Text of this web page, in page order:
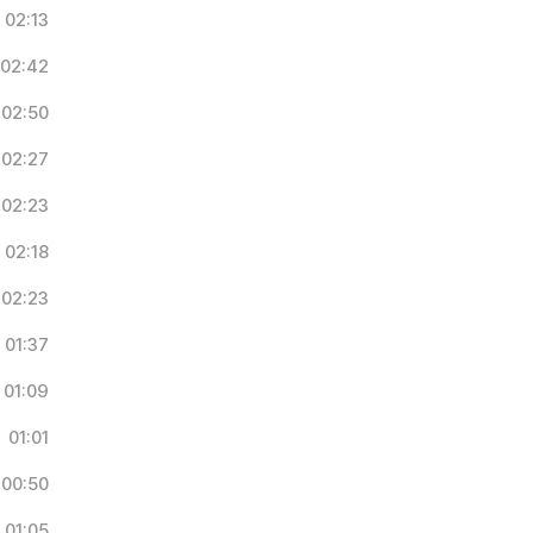
02:13
02:42
02:50
02:27
02:23
02:18
02:23
01:37
01:09
01:01
00:50